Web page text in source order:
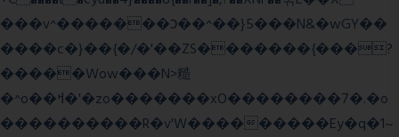
���v^�������כ��^��}5���N&�wGY��
����c�}��{�/�'��ZS�������{���?
�����Wow���N>糙
�^o��ߞ�'�zo�������xO��������7�.�o
����������R�v'W���������Ey�q�1~